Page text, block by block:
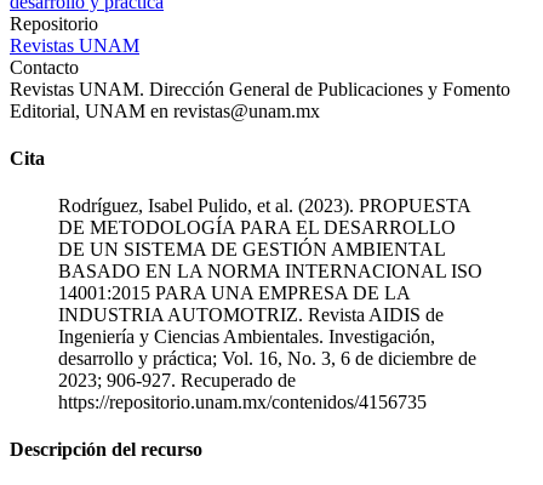
Repositorio
Revistas UNAM
Contacto
Revistas UNAM. Dirección General de Publicaciones y Fomento
Editorial, UNAM en revistas@unam.mx
Cita
Rodríguez, Isabel Pulido, et al. (2023). PROPUESTA
DE METODOLOGÍA PARA EL DESARROLLO
DE UN SISTEMA DE GESTIÓN AMBIENTAL
BASADO EN LA NORMA INTERNACIONAL ISO
14001:2015 PARA UNA EMPRESA DE LA
INDUSTRIA AUTOMOTRIZ. Revista AIDIS de
Ingeniería y Ciencias Ambientales. Investigación,
desarrollo y práctica; Vol. 16, No. 3, 6 de diciembre de
2023; 906-927. Recuperado de
https://repositorio.unam.mx/contenidos/4156735
Descripción del recurso